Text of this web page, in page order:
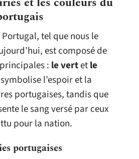
tel que nous le
est composé de
: le vertetle
l’espoir et la
portugaises, tandis que
le sang versé par ceux
pour la nation.
portugaises